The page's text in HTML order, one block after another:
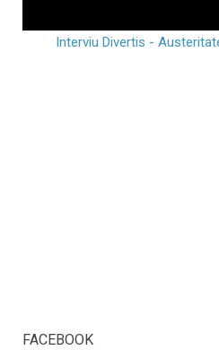
Interviu Divertis -
FACEBOOK